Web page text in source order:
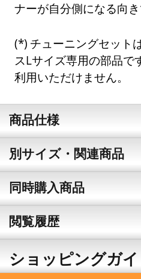
ナーが自分側になる向
チューニングセット
スLサイズ専用の部品で
利用いただけません。
商品仕様
別サイズ・関連商品
同時購入商品
閲覧履歴
ショッピングガ